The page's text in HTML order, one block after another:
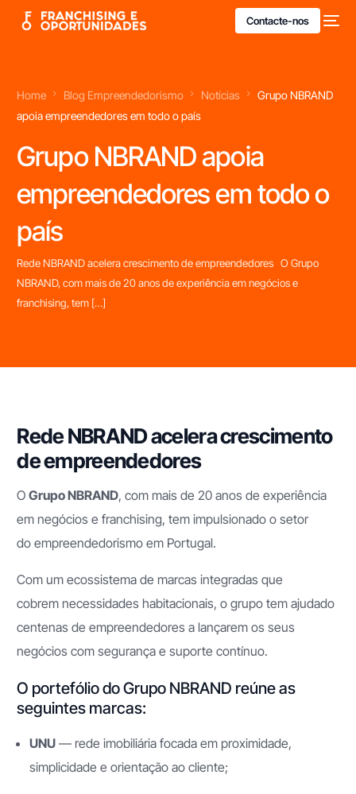
Contacte-nos
Home Blog Empreendedorismo Notícias
Grupo NBRAND
apoia empreendedores em todo o país
Grupo NBRAND apoia
empreendedores em todo o
país
Rede NBRAND acelera crescimento de empreendedores O Grupo
NBRAND, com mais de 20 anos de experiência em negócios e
franchising, tem […]
Rede NBRAND acelera crescimento
de empreendedores
OGrupo NBRAND, com mais de 20 anos de experiência
em negócios e franchising, tem impulsionado o setor
do empreendedorismo em Portugal.
Com um ecossistema de marcas integradas que
cobrem necessidades habitacionais, o grupo tem ajudado
centenas de empreendedores a lançarem os seus
negócios com segurança e suporte contínuo.
O portefólio do Grupo NBRAND reúne as
seguintes marcas:
UNU — rede imobiliária focada em proximidade,
simplicidade e orientação ao cliente;